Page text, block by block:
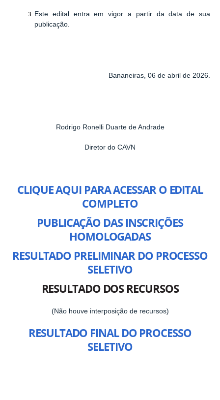
Este edital entra em vigor a partir da data de sua
publicação.
Bananeiras, 06 de abril de 2026.
Rodrigo Ronelli Duarte de Andrade
Diretor do CAVN
CLIQUE AQUI PARA ACESSAR O EDITAL
COMPLETO
PUBLICAÇÃO DAS INSCRIÇÕES
HOMOLOGADAS
RESULTADO PRELIMINAR DO PROCESSO
SELETIVO
RESULTADO DOS RECURSOS
(Não houve interposição de recursos)
RESULTADO FINAL DO PROCESSO
SELETIVO